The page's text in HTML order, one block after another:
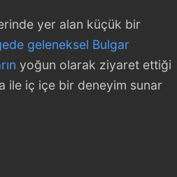
yer alan küçük bir
geleneksel Bulgar
yoğun olarak ziyaret ettiği
ile iç içe bir deneyim sunar